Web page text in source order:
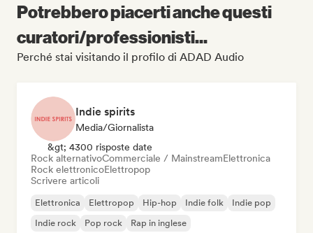
Potrebbero piacerti anche questi
curatori/professionisti...
Perché stai visitando il profilo di ADAD Audio
Indie spirits
Media/Giornalista
&gt; 4300 risposte date
Rock alternativoCommerciale / MainstreamElettronica
Rock elettronicoElettropop
Scrivere articoli
Elettronica Elettropop Hip-hop Indie folk
Indie pop
Indie rock
Pop rock Rap in inglese